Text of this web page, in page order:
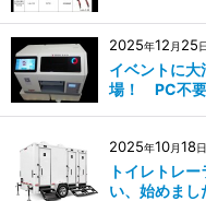
2025年12 月 25
イベントに
場！ PC不
2025年10月18日
トイレトレ
い、始めまし